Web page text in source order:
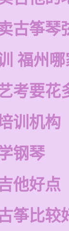
古筝琴
福州
考要花
训机构
钢琴
他好点
筝比较